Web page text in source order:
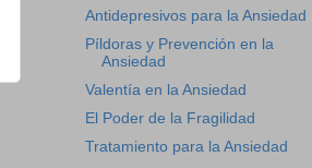
Antidepresivos para la Ansiedad
Píldoras y Prevención en la
Ansiedad
Valentía en la Ansiedad
El Poder de la Fragilidad
Tratamiento para la Ansiedad